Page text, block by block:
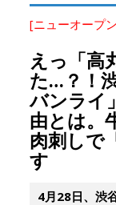
[ニューオープ
えっ「高
た…？！
バンライ
由とは。
肉刺しで
す
4月28日、渋